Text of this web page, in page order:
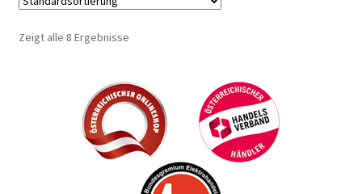
Zeigt alle 8 Ergebnisse